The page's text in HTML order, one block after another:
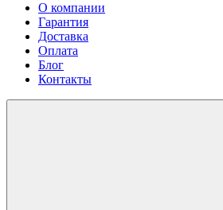
О компании
Гарантия
Доставка
Оплата
Блог
Контакты